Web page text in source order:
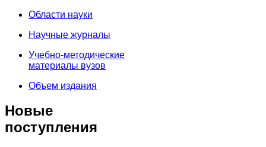
Области науки
Научные журналы
Учебно-методические
материалы вузов
Объем издания
Новые
поступления